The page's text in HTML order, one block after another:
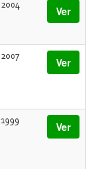
2004 Ver
2007 Ver
1999 Ver